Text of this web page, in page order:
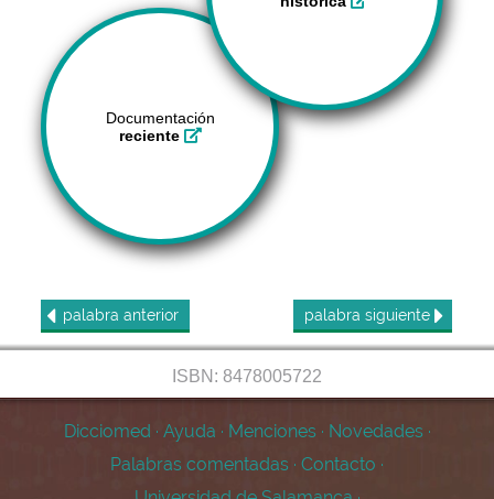
Documentación
reciente
palabra anterior palabra siguiente
ISBN: 8478005722
Dicciomed · Ayuda · Menciones · Novedades ·
Palabras comentadas · Contacto ·